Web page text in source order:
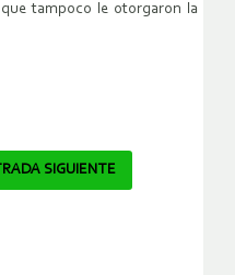
tampoco le otorgaron la
SIGUIENTE